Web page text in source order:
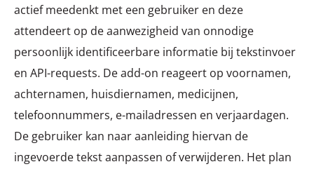
actief meedenkt met een gebruiker en deze
attendeert op de aanwezigheid van onnodige
persoonlijk identificeerbare informatie bij tekstinvoer
en API-requests. De add-on reageert op voornamen,
achternamen, huisdiernamen, medicijnen,
telefoonnummers, e-mailadressen en verjaardagen.
De gebruiker kan naar aanleiding hiervan de
ingevoerde tekst aanpassen of verwijderen. Het plan